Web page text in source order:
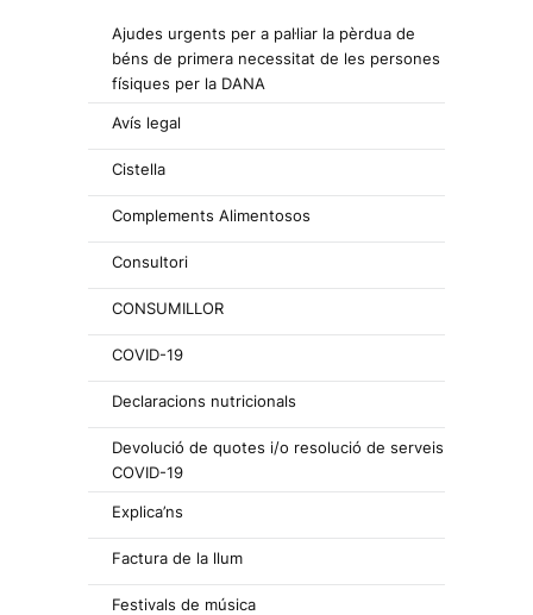
Ajudes urgents per a pal·liar la pèrdua de
béns de primera necessitat de les persones
físiques per la DANA
Avís legal
Cistella
Complements Alimentosos
Consultori
CONSUMILLOR
COVID-19
Declaracions nutricionals
Devolució de quotes i/o resolució de serveis
COVID-19
Explica’ns
Factura de la llum
Festivals de música